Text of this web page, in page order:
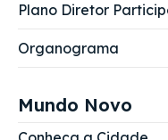
Plano Diretor
Organograma
Mundo Novo